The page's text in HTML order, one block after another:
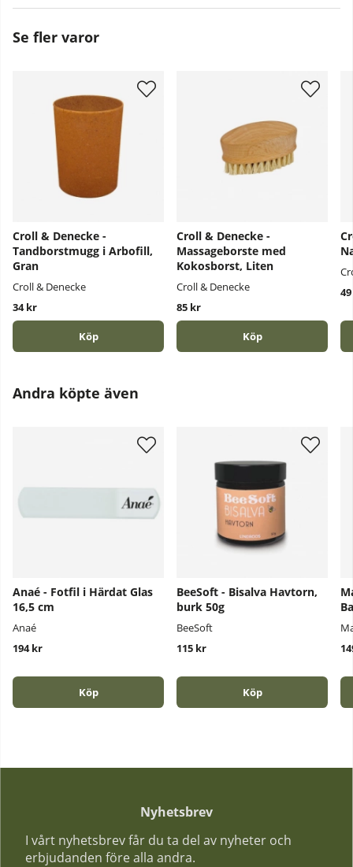
Se fler varor
Croll & Denecke -
Tandborstmugg i Arbofill,
Gran
Croll & Denecke
34 kr
Köp
Croll & Denecke -
Massageborste med
Kokosborst, Liten
Croll & Denecke
85 kr
Köp
Andra köpte även
Anaé - Fotfil i Härdat Glas
16,5 cm
Anaé
194 kr
Köp
BeeSoft - Bisalva Havtorn,
burk 50g
BeeSoft
115 kr
Köp
Nyhetsbrev
I vårt nyhetsbrev får du ta del av nyheter och
erbjudanden före alla andra.